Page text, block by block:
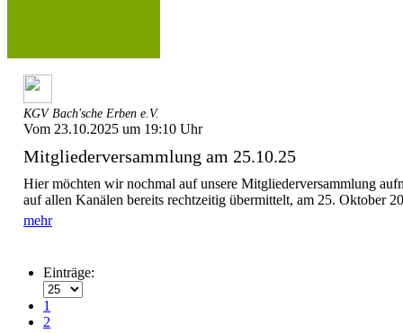
KGV Bach'sche Erben e.V.
Vom 23.10.2025 um 19:10 Uhr
Mitgliederversammlung am 25.10.25
Hier möchten wir nochmal auf unsere Mitgliederversammlung
auf allen Kanälen bereits rechtzeitig übermittelt, am 25. Oktober
mehr
Einträge:
1
2